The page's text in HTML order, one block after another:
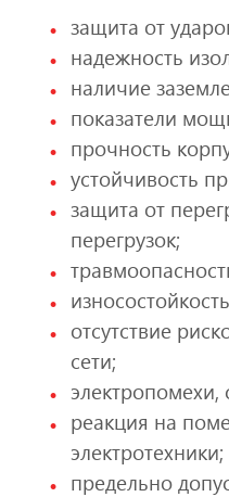
защита от
надежность
наличие
показатели
прочность
устойчивость
защита от
перегрузок;
отсутствие
сети;
электропомехи,
реакция на
электротехники;
предельно